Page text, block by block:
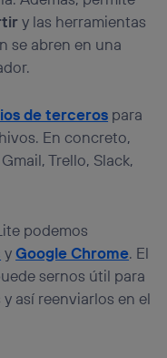
y las herramientas
se abren en una
de terceros para
En concreto,
Trello, Slack,
podemos
yGoogle Chrome. El
sernos útil para
así reenviarlos en el